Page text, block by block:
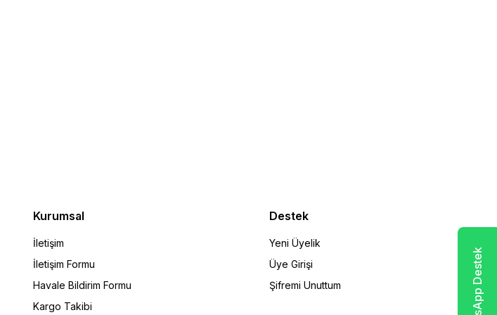
Kurumsal
İletişim
İletişim Formu
Havale Bildirim Formu
Kargo Takibi
Destek
Yeni Üyelik
Üye Girişi
Şifremi Unuttum
WhatsApp Destek